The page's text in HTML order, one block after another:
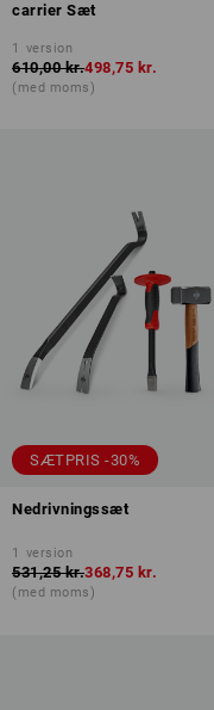
carrier Sæt
1 version
610,00 kr.498,75 kr.
(med moms)
SÆTPRIS -30%
Nedrivningssæt
1 version
531,25 kr.368,75 kr.
(med moms)